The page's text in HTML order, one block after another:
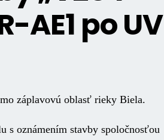
AE1 po UV
záplavovú oblasť rieky Biela.
s oznámením stavby spoločnosťou